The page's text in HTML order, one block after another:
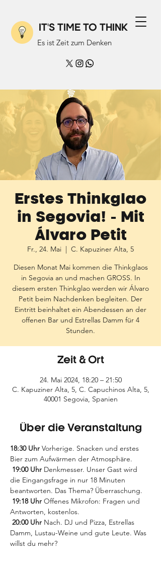
IT'S TIME TO THINK
Es ist Zeit zum Denken
Erstes Thinkglao
in Segovia! - Mit
Álvaro Petit
Fr., 24. Mai
  |
C. Kapuziner Alta, 5
Diesen Monat Mai kommen die Thinkglaos
in Segovia an und machen GROSS. In
diesem ersten Thinkglao werden wir Álvaro
Petit beim Nachdenken begleiten. Der
Eintritt beinhaltet ein Abendessen an der
offenen Bar und Estrellas Damm für 4
Stunden.
Zeit & Ort
24. Mai 2024, 18:20 – 21:50
C. Kapuziner Alta, 5, C. Capuchinos Alta, 5,
40001 Segovia, Spanien
Über die Veranstaltung
18:30 Uhr Vorherige. Snacken und erstes
Bier zum Aufwärmen der Atmosphäre.
19:00 Uhr Denkmesser. Unser Gast wird
die Eingangsfrage in nur 18 Minuten
beantworten. Das Thema? Überraschung.
19:18 Uhr Offenes Mikrofon: Fragen und
Antworten, kostenlos.
20:00 Uhr Nach. DJ und Pizza, Estrellas
Damm, Lustau-Weine und gute Leute. Was
willst du mehr?